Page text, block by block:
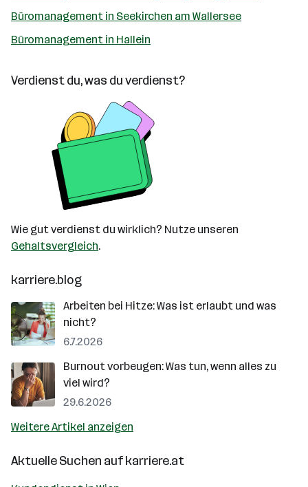
Büromanagement in Seekirchen am Wallersee
Büromanagement in Hallein
Verdienst du, was du verdienst?
Wie gut verdienst du wirklich? Nutze unseren
Gehaltsvergleich.
karriere.blog
Arbeiten bei Hitze: Was ist erlaubt und was
nicht?
6.7.2026
Burnout vorbeugen: Was tun, wenn alles zu
viel wird?
29.6.2026
Weitere Artikel anzeigen
Aktuelle Suchen aufkarriere.at